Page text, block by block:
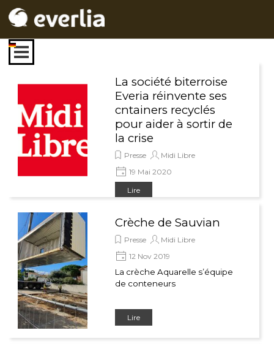
Sauter le menu
La société biterroise
Everia réinvente ses
cntainers recyclés
pour aider à sortir de
la crise
Presse
Midi Libre
19 Mai 2020
Lire
Crèche de Sauvian
Presse
Midi Libre
12 Nov 2019
La crèche Aquarelle s’équipe
de conteneurs
Lire